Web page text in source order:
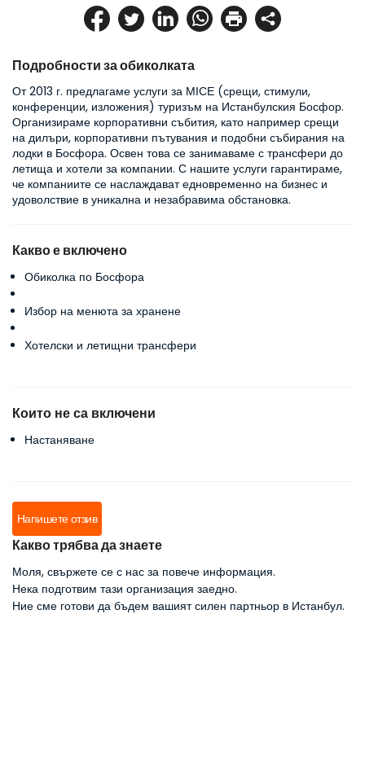
Подробности за обиколката
От 2013 г. предлагаме услуги за МІСЕ (срещи, стимули,
конференции, изложения) туризъм на Истанбулския Босфор.
Организираме корпоративни събития, като например срещи
на дилъри, корпоративни пътувания и подобни събирания на
лодки в Босфора. Освен това се занимаваме с трансфери до
летища и хотели за компании. С нашите услуги гарантираме,
че компаниите се наслаждават едновременно на бизнес и
удоволствие в уникална и незабравима обстановка.
Какво е включено
Обиколка по Босфора
Избор на менюта за хранене
Хотелски и летищни трансфери
Които не са включени
Настаняване
Напишете отзив
Какво трябва да знаете
Моля, свържете се с нас за повече информация.
Нека подготвим тази организация заедно.
Ние сме готови да бъдем вашият силен партньор в Истанбул.